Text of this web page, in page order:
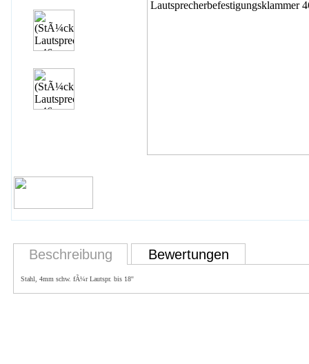
Beschreibung Bewertungen
Stahl, 4mm schw. fÃ¼r Lautspr. bis 18''